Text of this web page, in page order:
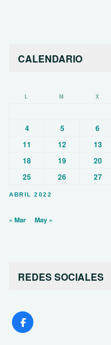
CALENDARIO
ABRIL 2022
L M X
4
5 6
11
12 13
18
19 20
25
26 27
« Mar May »
REDES SOCIALES